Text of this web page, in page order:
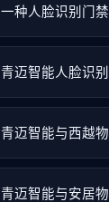
一种人脸识别门
青迈智能人脸识
青迈智能与西越
青迈智能与安居